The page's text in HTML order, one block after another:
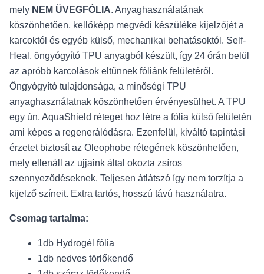
mely NEM ÜVEGFÓLIA. Anyaghasználatának
köszönhetően, kellőképp megvédi készüléke kijelzőjét a
karcoktól és egyéb külső, mechanikai behatásoktól. Self-
Heal, öngyógyító TPU anyagból készült, így 24 órán belül
az apróbb karcolások eltűnnek fóliánk felületéről.
Öngyógyító tulajdonsága, a minőségi TPU
anyaghasználatnak köszönhetően érvényesülhet. A TPU
egy ún. AquaShield réteget hoz létre a fólia külső felületén
ami képes a regenerálódásra. Ezenfelül, kiváltó tapintási
érzetet biztosít az Oleophobe rétegének köszönhetően,
mely ellenáll az ujjaink által okozta zsíros
szennyeződéseknek. Teljesen átlátszó így nem torzítja a
kijelző színeit. Extra tartós, hosszú távú használatra.
Csomag tartalma:
1db Hydrogél fólia
1db nedves törlőkendő